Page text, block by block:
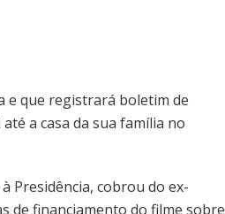
e que registrará boletim de
a casa da sua família no
Presidência, cobrou do ex-
de financiamento do filme sobre